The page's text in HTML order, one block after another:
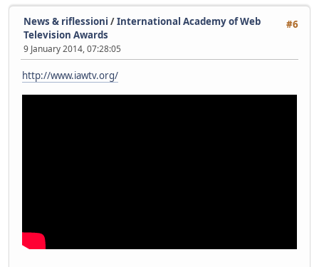
#6
News & riflessioni /International Academy of Web
Television Awards
9 January 2014, 07:28:05
http://www.iawtv.org/